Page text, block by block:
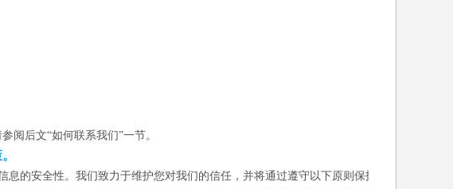
阅后文“如何联系我们”一节。
的安全性。我们致力于维护您对我们的信任，并将通过遵守以下原则保护